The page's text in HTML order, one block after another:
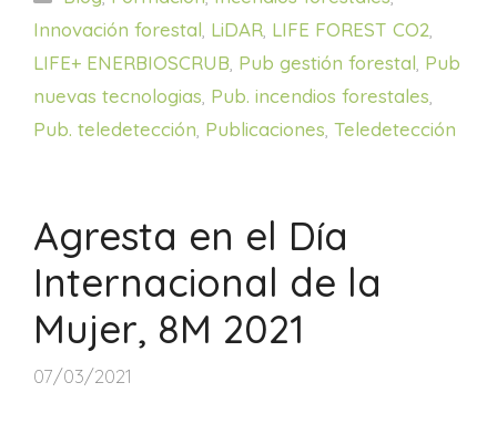
Innovación forestal LiDAR LIFE FOREST CO2
LIFE+ ENERBIOSCRUB Pub gestión forestal Pub
nuevas tecnologias Pub. incendios forestales
Pub. teledetección Publicaciones Teledetección
Agresta en el Día
Internacional de la
Mujer, 8M 2021
07/03/2021